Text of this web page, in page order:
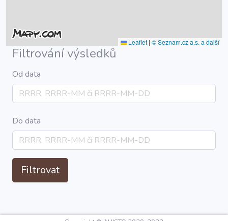
Leaflet | © Seznam.cz a.s. a další
Filtrování výsledků
Od data
Do data
Filtrovat